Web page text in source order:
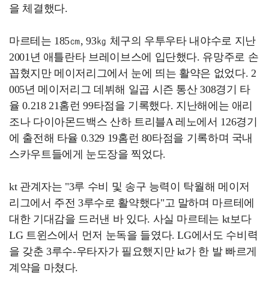
을 체결했다.
마르테는 185㎝, 93㎏ 체구의 우투우타 내야수로 지난
2001년 애틀란타 브레이브스에 입단했다. 유망주로 손
꼽혔지만 메이저리그에서 눈에 띄는 활약은 없었다. 2
005년 메이저리그 데뷔해 일곱 시즌 통산 308경기 타
율 0.218 21홈런 99타점을 기록했다. 지난해에는 애리
조나 다이아몬드백스 산하 트리블A 레노에서 126경기
에 출전해 타율 0.329 19홈런 80타점을 기록하며 국내
스카우트들에게 눈도장을 찍었다.
kt 관계자는 "3루 수비 및 송구 능력이 탁월해 메이저
리그에서 주전 3루수로 활약했다"고 말하며 마르테에
대한 기대감을 드러낸 바 있다. 사실 마르테는 kt보다
LG 트윈스에서 먼저 눈독을 들였다. LG에서도 수비력
을 갖춘 3루수-우타자가 필요했지만 kt가 한 발 빠르게
계약을 마쳤다.